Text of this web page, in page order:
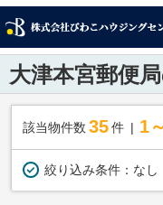
大津本宮郵便
該当物件数 35件 1
絞り込み条件： なし